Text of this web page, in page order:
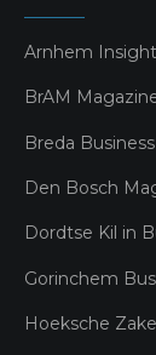
Arnhem Insight
BrAM
Breda
Den Bosch
Dordtse Kil in
Gorinchem
Hoeksche